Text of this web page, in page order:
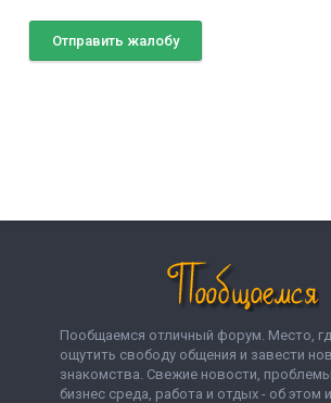
Отправить жалобу
Пообщаемся отличный форум. Место,
ощутить свободу общения и завести
знакомства. Свежие новости, проблемы
бизнес среда, работа и отдых - об этом